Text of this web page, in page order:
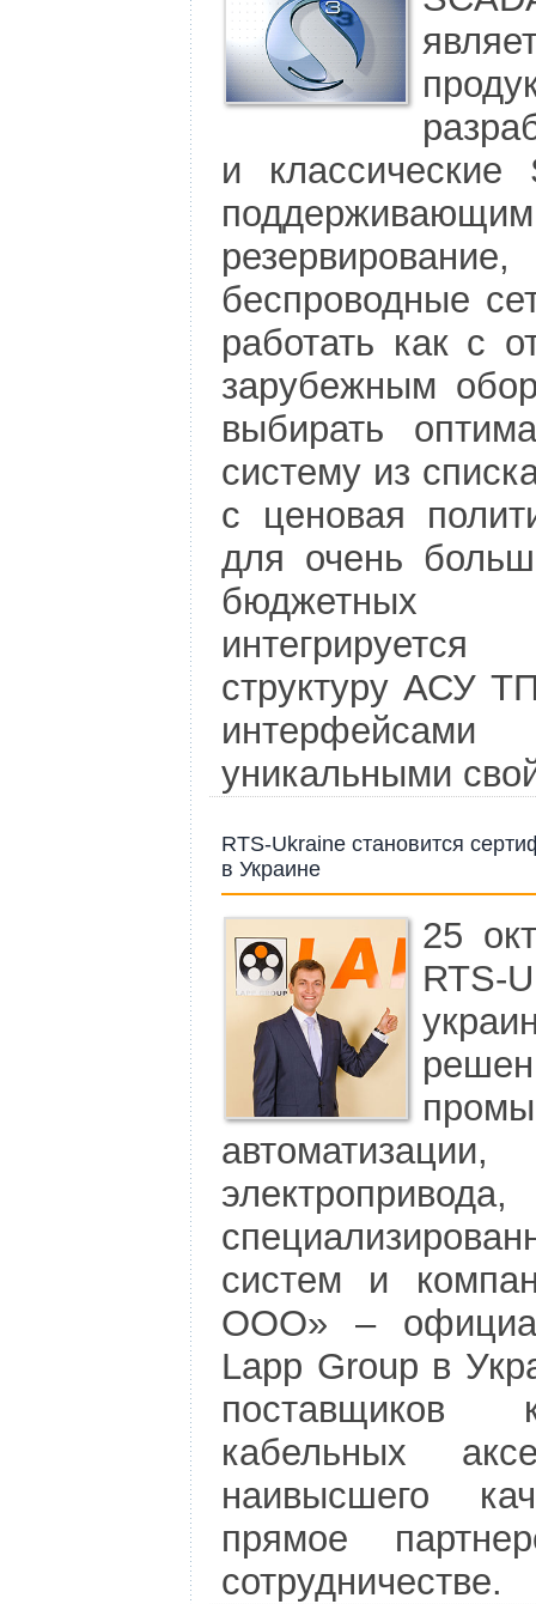
и классические
беспроводные
работать как с
зарубежным
выбирать
систему из
с ценовая
для очень
бюджетных
структуру АСУ
уникальными
RTS-Ukraine становится
в Украине
25
автоматизации,
систем и
ООО» –
Lapp Group в
поставщиков
кабельных
наивысшего
прямое
сотрудничестве.